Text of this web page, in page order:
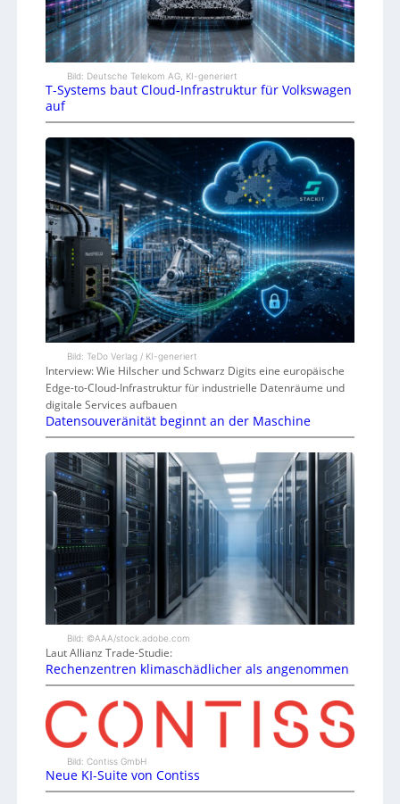
Bild: Deutsche Telekom AG, KI-generiert
T-Systems baut Cloud-Infrastruktur für Volkswagen
auf
Bild: TeDo Verlag / KI-generiert
Interview: Wie Hilscher und Schwarz Digits eine europäische
Edge-to-Cloud-Infrastruktur für industrielle Datenräume und
digitale Services aufbauen
Datensouveränität beginnt an der Maschine
Bild: ©AAA/stock.adobe.com
Laut Allianz Trade-Studie:
Rechenzentren klimaschädlicher als angenommen
Bild: Contiss GmbH
Neue KI-Suite von Contiss